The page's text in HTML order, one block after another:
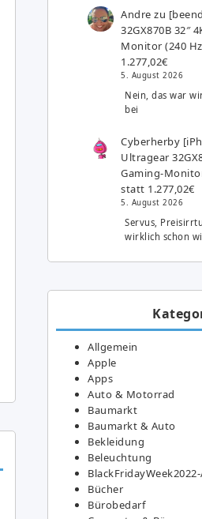
Andre zu
32GX870B 32″
Monitor (240
1.277,02€
5. August 2026
Nein, das war
bei
Cyberherby
Ultragear
Gaming-
statt 1.277,02€
5. August 2026
Servus,
wirklich schon
Allgemein
Apple
Apps
Auto & Motorrad
Baumarkt
Baumarkt & Auto
Bekleidung
Beleuchtung
Bücher
Bürobedarf